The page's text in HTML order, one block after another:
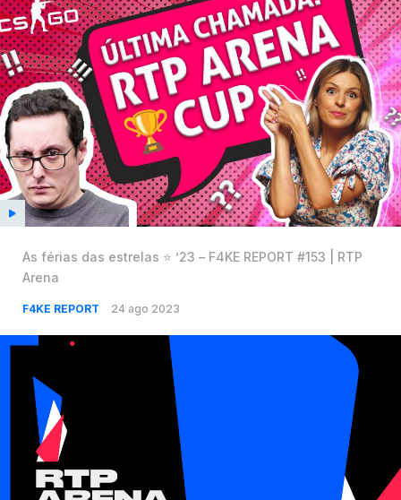
As férias das estrelas ⭐️ ’23 – F4KE REPORT #153 | RTP
Arena
F4KE REPORT 24 ago 2023